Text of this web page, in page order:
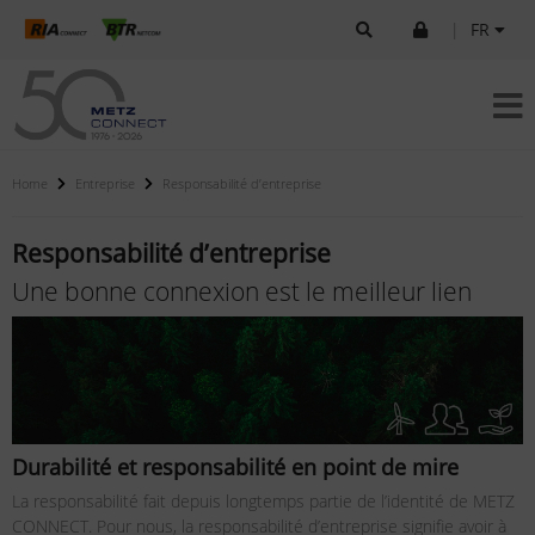
FR
Home Entreprise Responsabilité d’entreprise
Responsabilité d’entreprise
Une bonne connexion est le meilleur lien
Durabilité et responsabilité en point de mire
La responsabilité fait depuis longtemps partie de l’identité de METZ
CONNECT. Pour nous, la responsabilité d’entreprise signifie avoir à